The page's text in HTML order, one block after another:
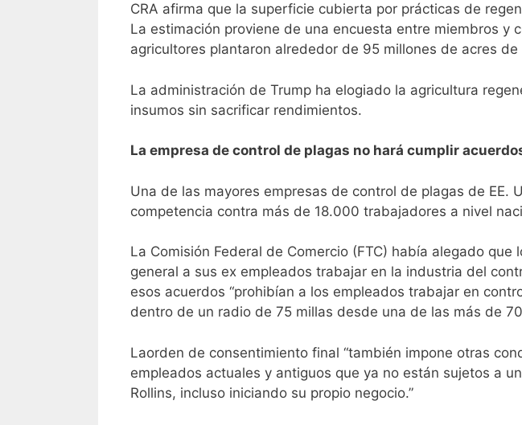
CRA afirma que la superficie cubierta por prácticas de
La estimación proviene de una encuesta entre miembros y
agricultores plantaron alrededor de 95 millones de acres
La administración de Trump ha elogiado la agricultura
insumos sin sacrificar rendimientos.
La empresa de control de plagas no hará cumplir
Una de las mayores empresas de control de plagas de
competencia contra más de 18.000 trabajadores a nivel
La Comisión Federal de Comercio (FTC) había alegado
general a sus ex empleados trabajar en la industria del
esos acuerdos “prohibían a los empleados trabajar en
dentro de un radio de 75 millas desde una de las más de
Laorden de consentimiento final “también impone otras
empleados actuales y antiguos que ya no están sujetos a
Rollins, incluso iniciando su propio negocio.”